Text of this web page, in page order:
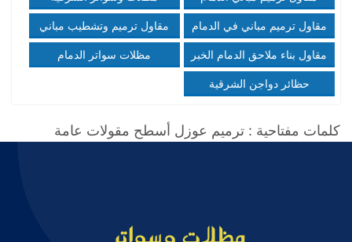
جوال0509179826
الرياض،بناء مجالس الرياض\\\.
جوال0509179826
0509179826
0509179826 الخبر القطيف
مقاول ترميم مباني في الدمام
مقاول ترميم وتشطيب مباني
الدمام_اصباغ وجهات بروفايل
مقاول بناء ملاحق الدمام الخبر
بناء عظم تشطيب مباني الدمام
مظلات سواتر الدمام
حظائر دواجن الشرقية
كلمات مفتاحية : ترميم عوزل أسطح مقولات عامة